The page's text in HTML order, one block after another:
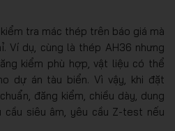
tra mác thép trên báo giá mà
Ví dụ, cùng là thép AH36 nhưng
kiểm phù hợp, vật liệu có thể
dự án tàu biển. Vì vậy, khi đặt
đăng kiểm, chiều dày, dung
siêu âm, yêu cầu Z-test nếu